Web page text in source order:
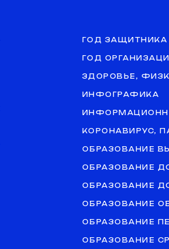
ГОД ЗАЩИТНИКА
ГОД
ЗДОРОВЬЕ,
ИНФОГРАФИКА
КОРОНАВИРУС,
ОБРАЗОВАНИЕ
ОБРАЗОВАНИЕ
ОБРАЗОВАНИЕ
ОБРАЗОВАНИЕ
ОБРАЗОВАНИЕ
ОБРАЗОВАНИЕ